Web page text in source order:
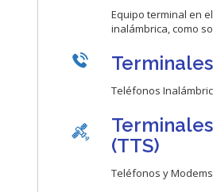
Equipo terminal en
inalámbrica, como
Teléfonos
(TTS)
Teléfonos y